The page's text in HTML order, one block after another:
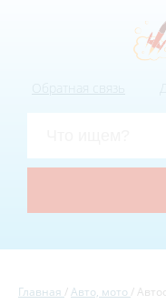
Главная Авто, мото